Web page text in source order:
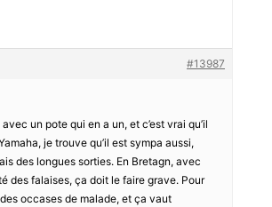
#13987
un pote qui en a un, et c’est vrai qu’il
je trouve qu’il est sympa aussi,
des longues sorties. En Bretagn, avec
des falaises, ça doit le faire grave. Pour
occases de malade, et ça vaut